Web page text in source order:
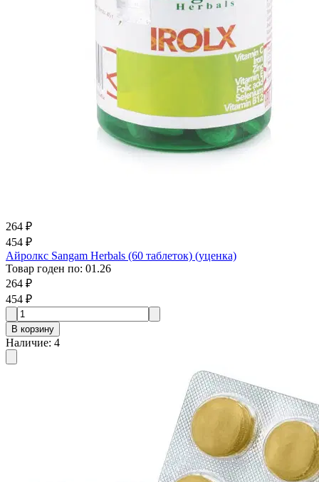
264 ₽
454 ₽
Айролкс Sangam Herbals (60 таблеток) (уценка)
Товар годен по: 01.26
264 ₽
454 ₽
В корзину
Наличие: 4